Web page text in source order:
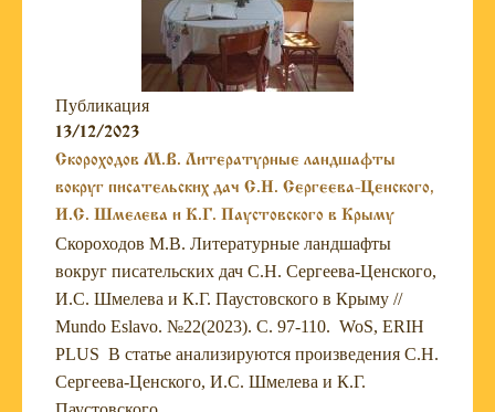
Публикация
13/12/2023
Скороходов М.В. Литературные ландшафты
вокруг писательских дач С.Н. Сергеева-Ценского,
И.С. Шмелева и К.Г. Паустовского в Крыму
Скороходов М.В. Литературные ландшафты
вокруг писательских дач С.Н. Сергеева-Ценского,
И.С. Шмелева и К.Г. Паустовского в Крыму //
Mundo Eslavo. №22(2023). С. 97-110. WoS, ERIH
PLUS В статье анализируются произведения С.Н.
Сергеева-Ценского, И.С. Шмелева и К.Г.